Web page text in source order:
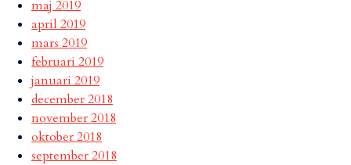
maj 2019
april 2019
mars 2019
februari 2019
januari 2019
december 2018
november 2018
oktober 2018
september 2018